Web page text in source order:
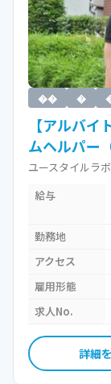
�� �
【アルバ
ムヘルパー
のみ／髪型
上）［Ja
ユースタイルラ
給与
勤務地
アクセス
雇用形態
求人No.
詳細